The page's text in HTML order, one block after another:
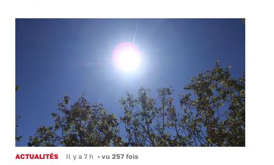
ACTUALITÉS Il y a 7 h • vu 257 fois